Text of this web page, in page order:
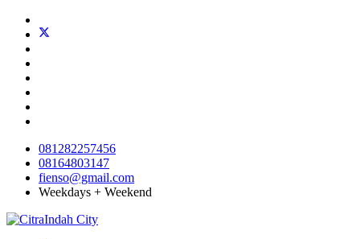
081282257456
08164803147
fienso@gmail.com
Weekdays + Weekend